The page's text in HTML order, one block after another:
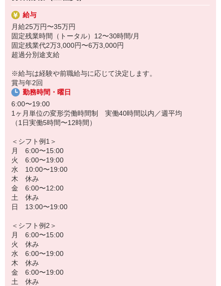
・盛付け 等の調理業務全般。
新規立ち上げに関わるチャンスも。
厨房業務に専念出来る環境が整っています！
給与
月給25万円〜35万円
固定残業時間（トータル）12〜30時間/月
固定残業代2万3,000円〜6万3,000円
超過分別途支給
※給与は経験や前職給与に応じて決定します。
賞与年2回
勤務時間・曜日
6:00〜19:00
1ヶ月単位の変形労働時間制 実働40時間以内／週平均
（1日実働5時間〜12時間）
＜シフト例1＞
月 6:00〜15:00
火 6:00〜19:00
水 10:00〜19:00
木 休み
金 6:00〜12:00
土 休み
日 13:00〜19:00
＜シフト例2＞
月 6:00〜15:00
火 休み
水 6:00〜19:00
木 休み
金 6:00〜19:00
土 休み